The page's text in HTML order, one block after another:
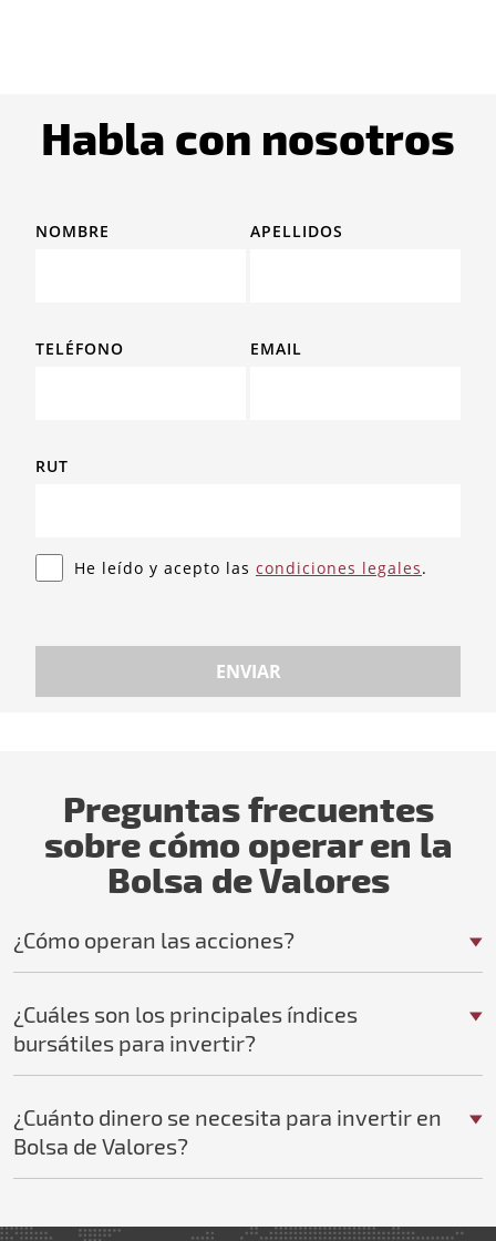
Habla con nosotros
NOMBRE APELLIDOS
TELÉFONO EMAIL
RUT
He leído y acepto las condiciones legales.
ENVIAR
Preguntas frecuentes
sobre cómo operar en la
Bolsa de Valores
¿Cómo operan las acciones?
¿Cuáles son los principales índices
bursátiles para invertir?
¿Cuánto dinero se necesita para invertir en
Bolsa de Valores?